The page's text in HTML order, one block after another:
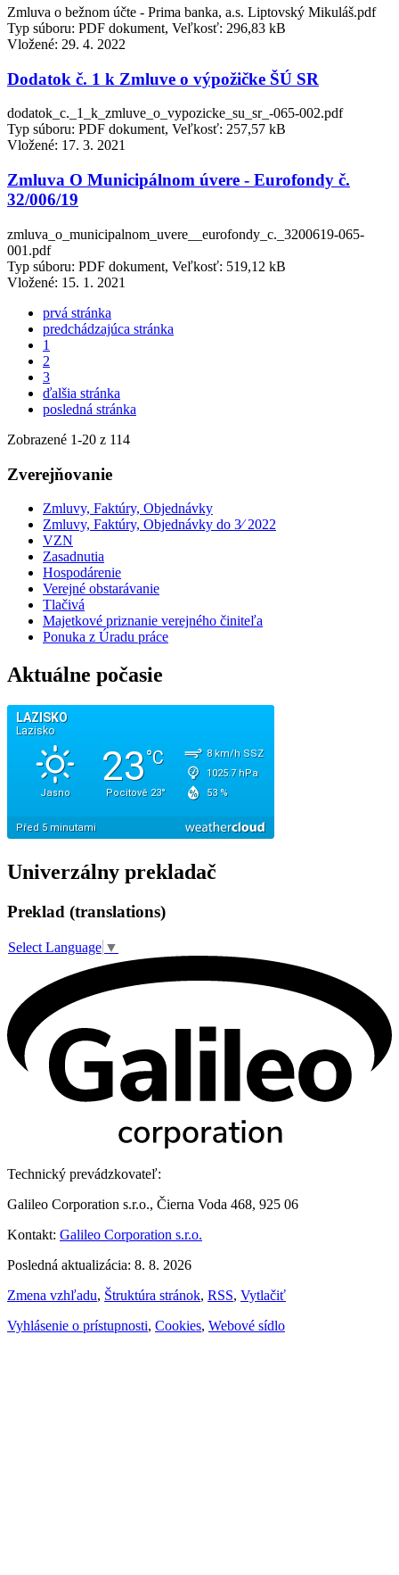
Zmluva o bežnom účte - Prima banka, a.s. Liptovský Mikuláš.pdf
Typ súboru: PDF dokument, Veľkosť: 296,83 kB
Vložené: 29. 4. 2022
Dodatok č. 1 k Zmluve o výpožičke ŠÚ SR
dodatok_c._1_k_zmluve_o_vypozicke_su_sr_-065-002.pdf
Typ súboru: PDF dokument, Veľkosť: 257,57 kB
Vložené: 17. 3. 2021
Zmluva O Municipálnom úvere - Eurofondy č.
32/006/19
zmluva_o_municipalnom_uvere__eurofondy_c._3200619-065-
001.pdf
Typ súboru: PDF dokument, Veľkosť: 519,12 kB
Vložené: 15. 1. 2021
prvá stránka
predchádzajúca stránka
1
2
3
ďalšia stránka
posledná stránka
Zobrazené 1-20 z 114
Zverejňovanie
Zmluvy, Faktúry, Objednávky
Zmluvy, Faktúry, Objednávky do 3⁄ 2022
VZN
Zasadnutia
Hospodárenie
Verejné obstarávanie
Tlačivá
Majetkové priznanie verejného činiteľa
Ponuka z Úradu práce
Aktuálne počasie
Univerzálny prekladač
Preklad (translations)
Select Language ▼
Technický prevádzkovateľ:
Galileo Corporation s.r.o., Čierna Voda 468, 925 06
Kontakt: Galileo Corporation s.r.o.
Posledná aktualizácia: 8. 8. 2026
Zmena vzhľadu, Štruktúra stránok, RSS, Vytlačiť
Vyhlásenie o prístupnosti, Cookies, Webové sídlo